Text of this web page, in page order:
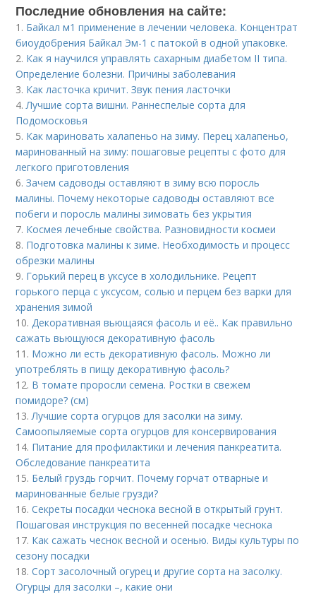
Последние обновления на сайте:
1. Байкал м1 применение в лечении человека. Концентрат
биоудобрения Байкал Эм-1 с патокой в одной упаковке.
2. Как я научился управлять сахарным диабетом II типа.
Определение болезни. Причины заболевания
3. Как ласточка кричит. Звук пения ласточки
4.Лучшие сорта вишни. Раннеспелые сорта для
Подомосковья
5. Как мариновать халапеньо на зиму. Перец халапеньо,
маринованный на зиму: пошаговые рецепты с фото для
легкого приготовления
6.Зачем садоводы оставляют в зиму всю поросль
малины. Почему некоторые садоводы оставляют все
побеги и поросль малины зимовать без укрытия
7. Космея лечебные свойства. Разновидности космеи
8. Подготовка малины к зиме. Необходимость и процесс
обрезки малины
9. Горький перец в уксусе в холодильнике. Рецепт
горького перца с уксусом, солью и перцем без варки для
хранения зимой
10.Декоративная вьющаяся фасоль и её.. Как правильно
сажать вьющуюся декоративную фасоль
11. Можно ли есть декоративную фасоль. Можно ли
употреблять в пищу декоративную фасоль?
12. В томате проросли семена. Ростки в свежем
помидоре? (см)
13.Лучшие сорта огурцов для засолки на зиму.
Самоопыляемые сорта огурцов для консервирования
14. Питание для профилактики и лечения панкреатита.
Обследование панкреатита
15. Белый груздь горчит. Почему горчат отварные и
маринованные белые грузди?
16.Секреты посадки чеснока весной в открытый грунт.
Пошаговая инструкция по весенней посадке чеснока
17. Как сажать чеснок весной и осенью. Виды культуры по
сезону посадки
18.Сорт засолочный огурец и другие сорта на засолку.
Огурцы для засолки –, какие они